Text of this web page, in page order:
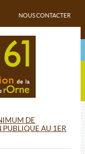
NOUS CONTACTER
DE
AU 1ER